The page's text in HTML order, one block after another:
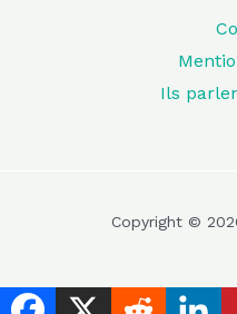
Ils
Copyright ©